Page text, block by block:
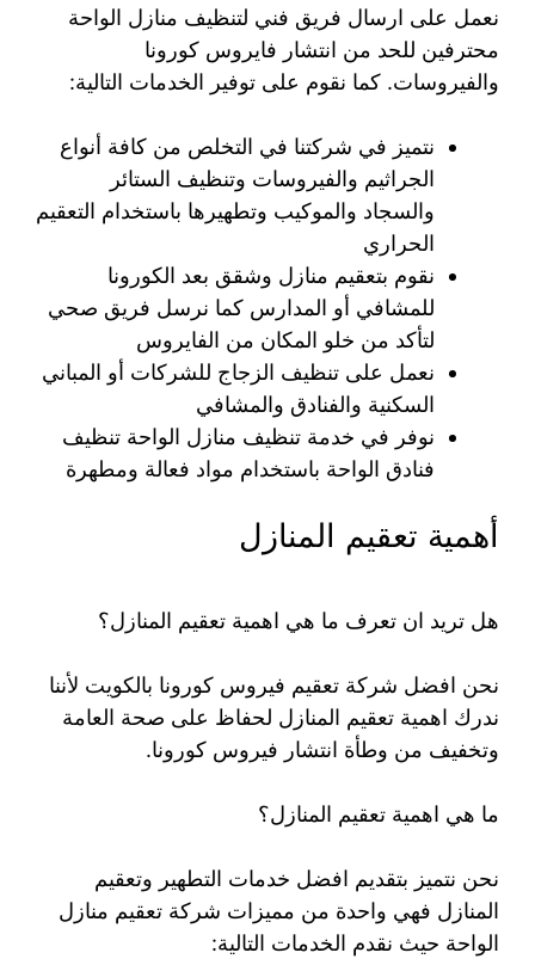
نعمل على ارسال فريق فني لتنظيف منازل الواحة
محترفين للحد من انتشار فايروس كورونا
والفيروسات. كما نقوم على توفير الخدمات التالية:
نتميز في شركتنا في التخلص من كافة أنواع
الجراثيم والفيروسات وتنظيف الستائر
والسجاد والموكيب وتطهيرها باستخدام التعقيم
الحراري
نقوم بتعقيم منازل وشقق بعد الكورونا
للمشافي أو المدارس كما نرسل فريق صحي
لتأكد من خلو المكان من الفايروس
نعمل على تنظيف الزجاج للشركات أو المباني
السكنية والفنادق والمشافي
نوفر في خدمة تنظيف منازل الواحة تنظيف
فنادق الواحة باستخدام مواد فعالة ومطهرة
أهمية تعقيم المنازل
هل تريد ان تعرف ما هي اهمية تعقيم المنازل؟
نحن افضل شركة تعقيم فيروس كورونا بالكويت لأننا
ندرك اهمية تعقيم المنازل لحفاظ على صحة العامة
وتخفيف من وطأة انتشار فيروس كورونا.
ما هي اهمية تعقيم المنازل؟
نحن نتميز بتقديم افضل خدمات التطهير وتعقيم
المنازل فهي واحدة من مميزات شركة تعقيم منازل
الواحة حيث نقدم الخدمات التالية: